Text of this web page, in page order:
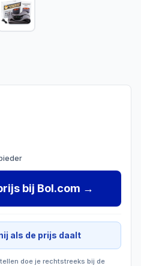
bij Bol.com →
als de prijs daalt
doe je rechtstreeks bij de